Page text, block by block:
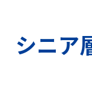
シニア